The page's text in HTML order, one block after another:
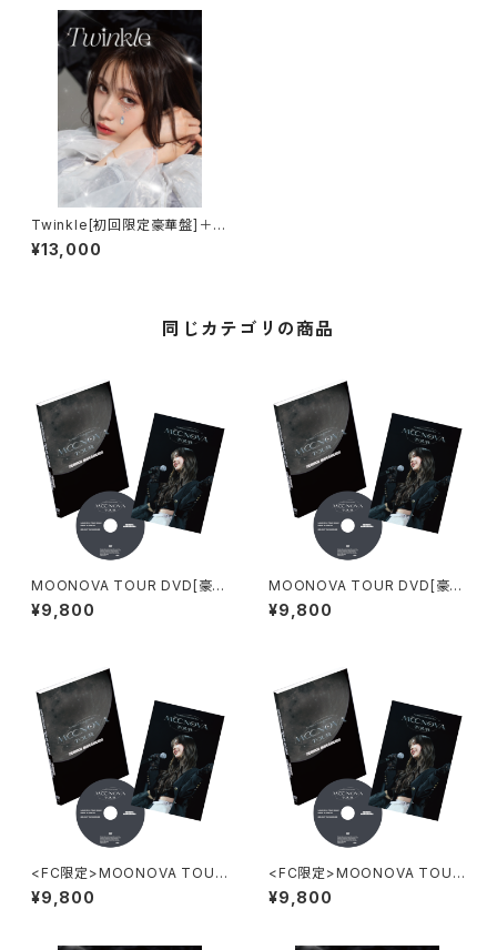
Twinkle[初回限定豪華盤]＋特
典A(Pure Glow)セット
¥13,000
同じカテゴリの商品
MOONOVA TOUR DVD[豪華
盤]＋特典Aセット
¥9,800
MOONOVA TOUR DVD[豪華
盤]＋特典Bセット
¥9,800
<FC限定>MOONOVA TOUR
DVD[豪華盤]＋特典Aセット
¥9,800
<FC限定>MOONOVA TOUR
DVD[豪華盤]＋特典Bセット
¥9,800